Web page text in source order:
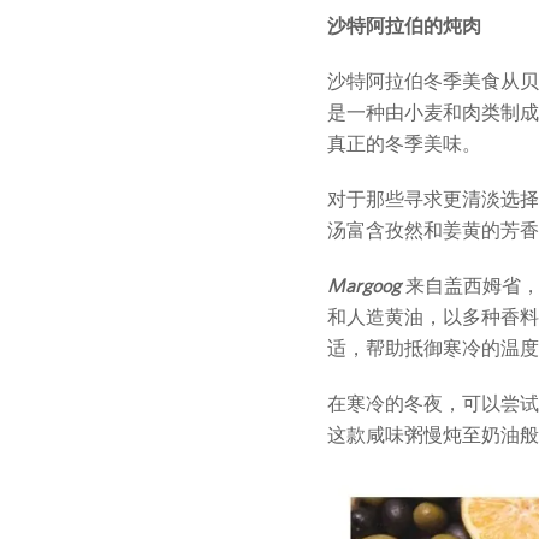
沙特阿拉伯的炖肉
沙特阿拉伯冬季美食从
是一种由小麦和肉类制
真正的冬季美味。
对于那些寻求更清淡选
汤富含孜然和姜黄的芳
Margoog来自盖西姆省
和人造黄油，以多种香
适，帮助抵御寒冷的温
在寒冷的冬夜，可以尝
这款咸味粥慢炖至奶油